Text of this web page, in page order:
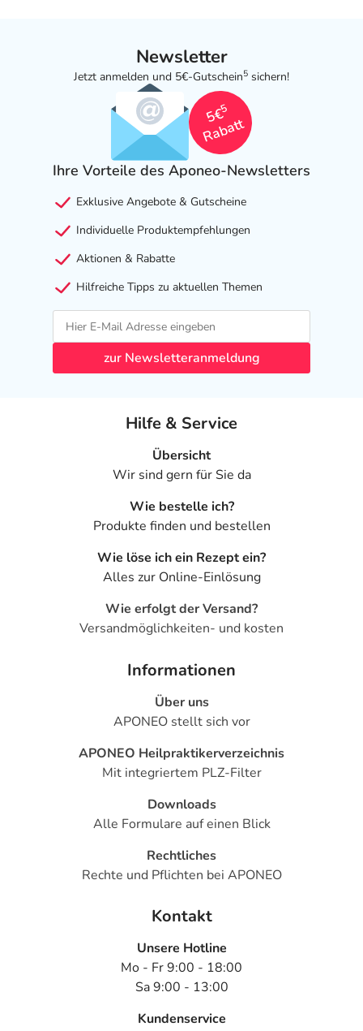
Newsletter
Jetzt anmelden und 5€-Gutschein5 sichern!
5€
5
Rabatt
Ihre Vorteile des Aponeo-Newsletters
Exklusive Angebote & Gutscheine
Individuelle Produktempfehlungen
Aktionen & Rabatte
Hilfreiche Tipps zu aktuellen Themen
zur Newsletteranmeldung
Hilfe & Service
Übersicht
Wir sind gern für Sie da
Wie bestelle ich?
Produkte finden und bestellen
Wie löse ich ein Rezept ein?
Alles zur Online-Einlösung
Wie erfolgt der Versand?
Versandmöglichkeiten- und kosten
Informationen
Über uns
APONEO stellt sich vor
APONEO Heilpraktikerverzeichnis
Mit integriertem PLZ-Filter
Downloads
Alle Formulare auf einen Blick
Rechtliches
Rechte und Pflichten bei APONEO
Kontakt
Unsere Hotline
Mo - Fr 9:00 - 18:00
Sa 9:00 - 13:00
Kundenservice